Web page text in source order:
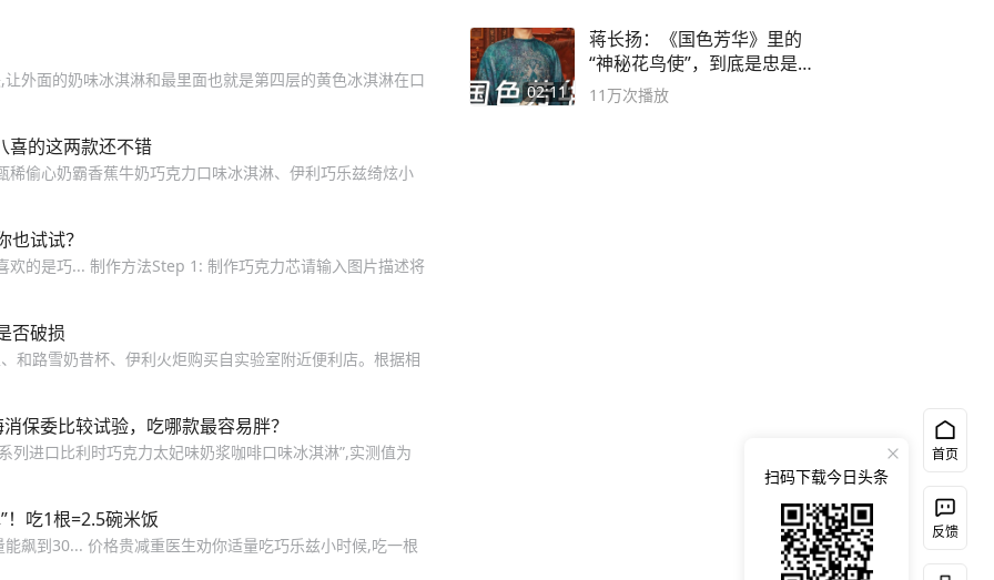
外面的奶味冰淇淋和最里面也就是第四层的黄色冰淇淋在口
喜的这两款还不错
偷心奶霸香蕉牛奶巧克力口味冰淇淋、伊利巧乐兹绮炫小
试试？
的是巧... 制作方法Step 1: 制作巧克力芯请输入图片描述将
否破损
和路雪奶昔杯、伊利火炬购买自实验室附近便利店。根据相
保委比较试验，吃哪款最容易胖？
列进口比利时巧克力太妃味奶浆咖啡口味冰淇淋”,实测值为
！吃1根=2.5碗米饭
飙到30... 价格贵减重医生劝你适量吃巧乐兹小时候,吃一根
02:11
蒋长扬：《国色芳华》里的
“神秘花鸟使”，到底是忠是
奸？
11万次播放
首页
反馈
扫码下载今日头条